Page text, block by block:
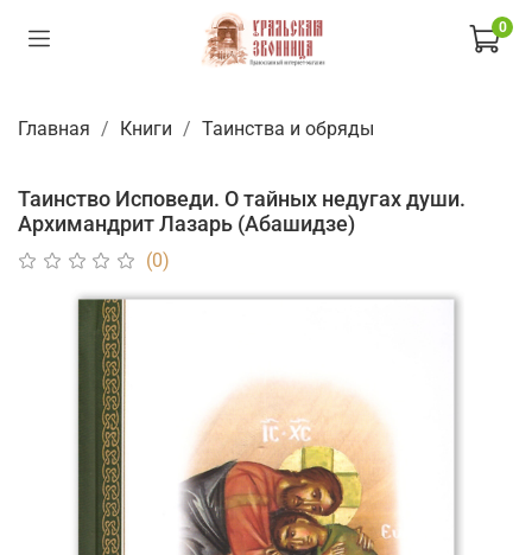
0
Главная Книги Таинства и обряды
Таинство Исповеди. О тайных недугах души.
Архимандрит Лазарь (Абашидзе)
(0)